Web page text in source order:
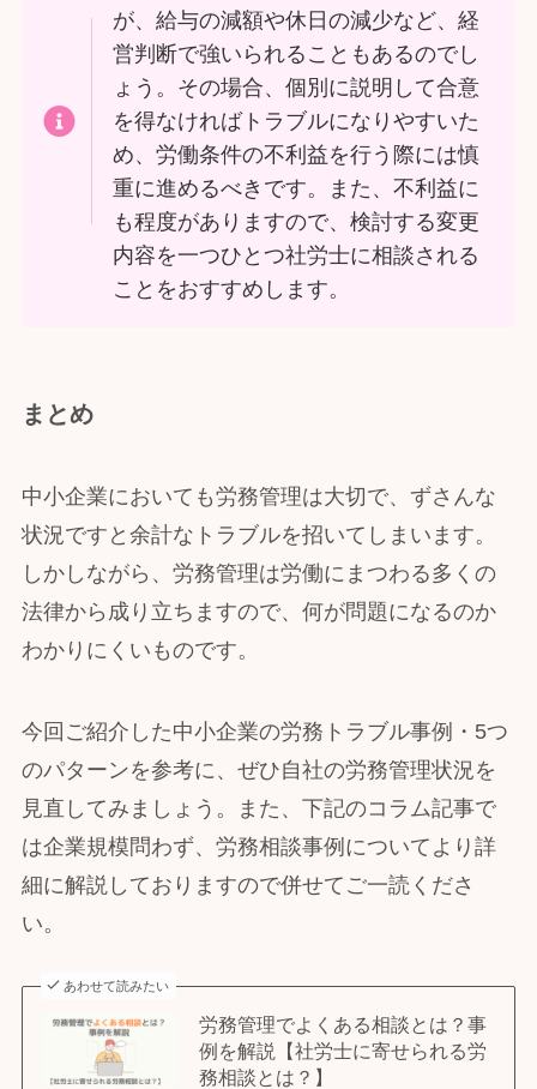
が、給与の減額や休日の減少など、経
営判断で強いられることもあるのでし
ょう。その場合、個別に説明して合意
を得なければトラブルになりやすいた
め、労働条件の不利益を行う際には慎
重に進めるべきです。また、不利益に
も程度がありますので、検討する変更
内容を一つひとつ社労士に相談される
ことをおすすめします。
まとめ
中小企業においても労務管理は大切で、ずさんな
状況ですと余計なトラブルを招いてしまいます。
しかしながら、労務管理は労働にまつわる多くの
法律から成り立ちますので、何が問題になるのか
わかりにくいものです。
今回ご紹介した中小企業の労務トラブル事例・5つ
のパターンを参考に、ぜひ自社の労務管理状況を
見直してみましょう。また、下記のコラム記事で
は企業規模問わず、労務相談事例についてより詳
細に解説しておりますので併せてご一読くださ
い。
あわせて読みたい
労務管理でよくある相談とは？事
例を解説【社労士に寄せられる労
務相談とは？】